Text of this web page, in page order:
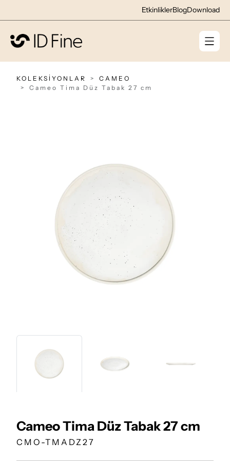
EtkinliklerBlogDownload
KOLEKSİYONLAR
CAMEO
Cameo Tima Düz Tabak 27 cm
Cameo Tima Düz Tabak 27 cm
CMO-TMADZ27